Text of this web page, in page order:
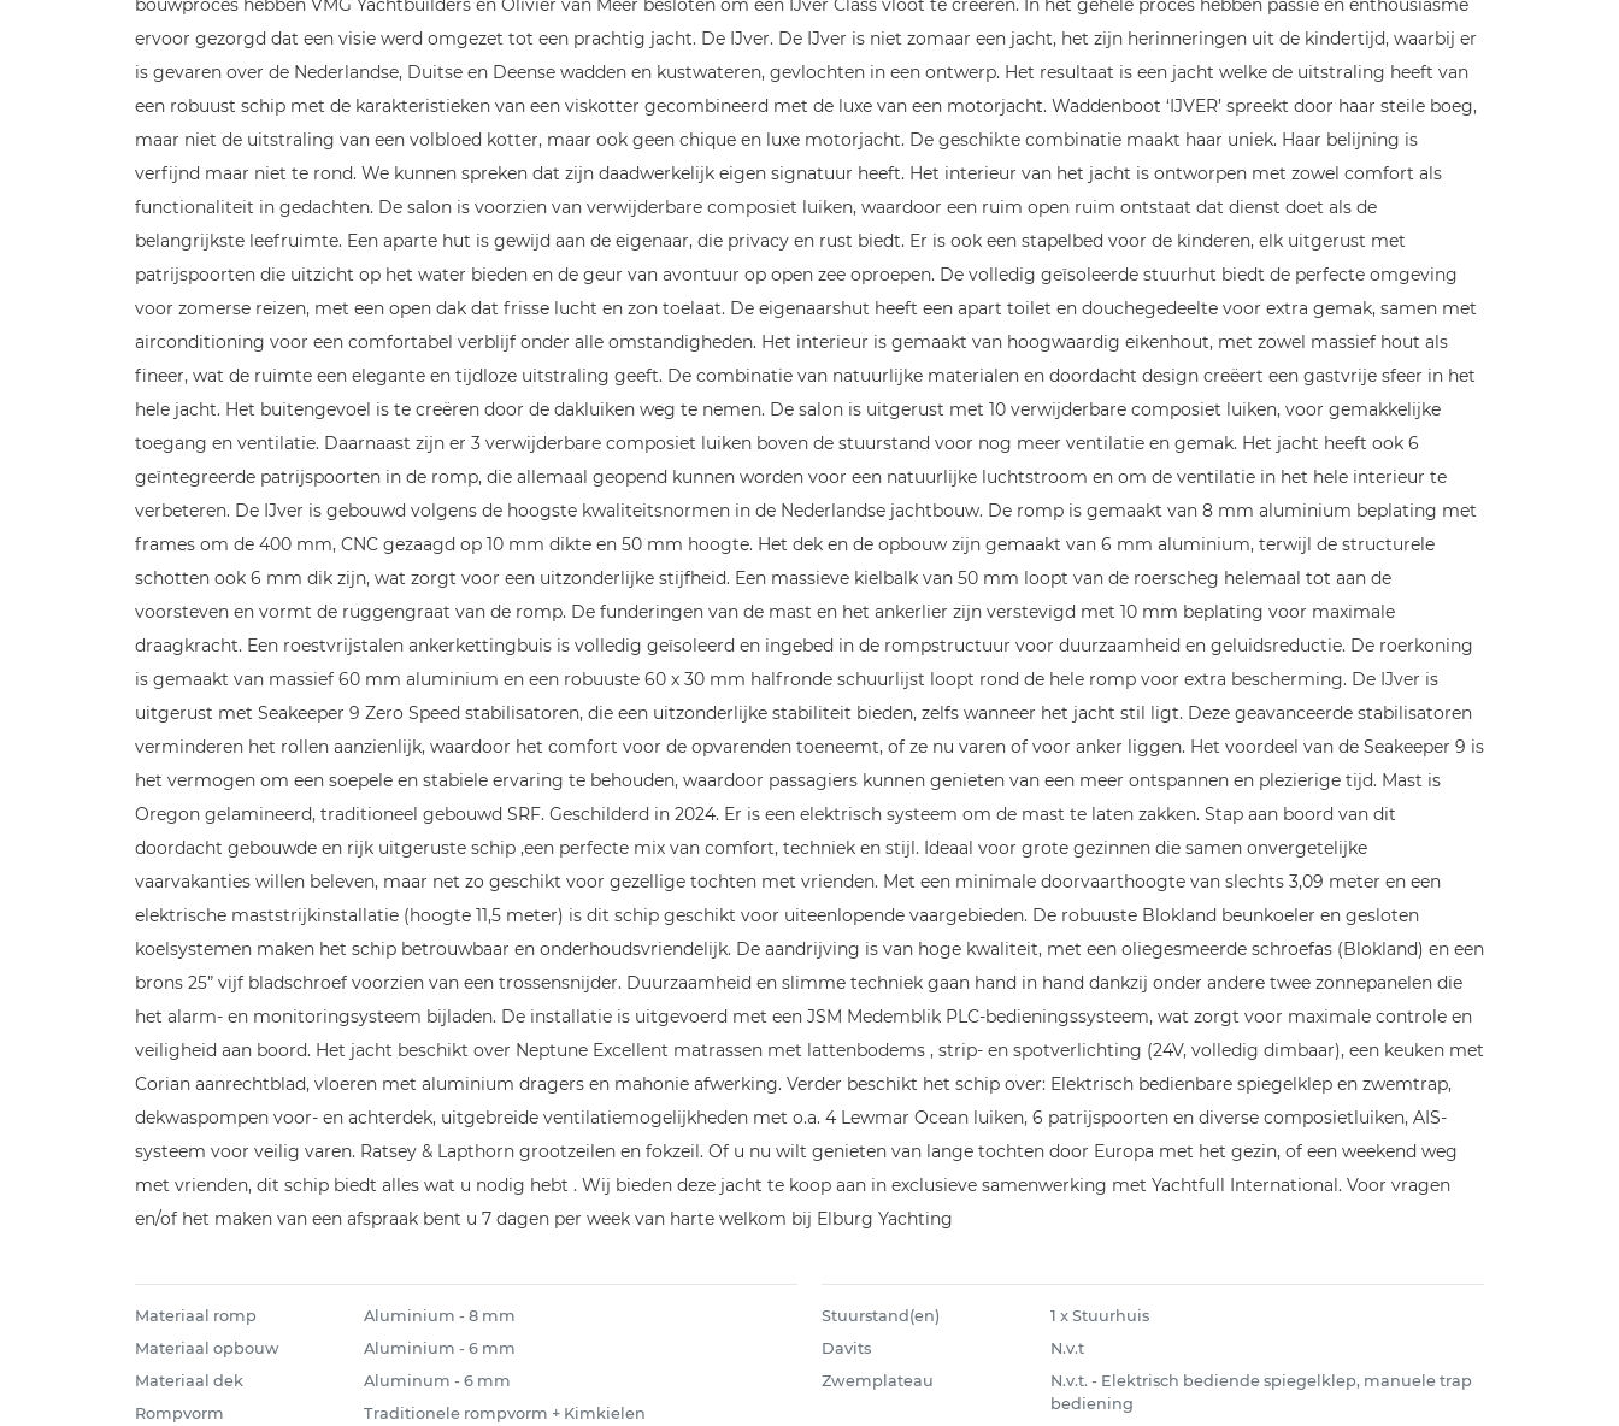
bouwproces hebben VMG Yachtbuilders en Olivier van Meer besloten om een IJver Class vloot te creëren. In het gehele proces hebben passie en enthousiasme
ervoor gezorgd dat een visie werd omgezet tot een prachtig jacht. De IJver. De IJver is niet zomaar een jacht, het zijn herinneringen uit de kindertijd, waarbij er
is gevaren over de Nederlandse, Duitse en Deense wadden en kustwateren, gevlochten in een ontwerp. Het resultaat is een jacht welke de uitstraling heeft van
een robuust schip met de karakteristieken van een viskotter gecombineerd met de luxe van een motorjacht. Waddenboot ‘IJVER’ spreekt door haar steile boeg,
maar niet de uitstraling van een volbloed kotter, maar ook geen chique en luxe motorjacht. De geschikte combinatie maakt haar uniek. Haar belijning is
verfijnd maar niet te rond. We kunnen spreken dat zijn daadwerkelijk eigen signatuur heeft. Het interieur van het jacht is ontworpen met zowel comfort als
functionaliteit in gedachten. De salon is voorzien van verwijderbare composiet luiken, waardoor een ruim open ruim ontstaat dat dienst doet als de
belangrijkste leefruimte. Een aparte hut is gewijd aan de eigenaar, die privacy en rust biedt. Er is ook een stapelbed voor de kinderen, elk uitgerust met
patrijspoorten die uitzicht op het water bieden en de geur van avontuur op open zee oproepen. De volledig geïsoleerde stuurhut biedt de perfecte omgeving
voor zomerse reizen, met een open dak dat frisse lucht en zon toelaat. De eigenaarshut heeft een apart toilet en douchegedeelte voor extra gemak, samen met
airconditioning voor een comfortabel verblijf onder alle omstandigheden. Het interieur is gemaakt van hoogwaardig eikenhout, met zowel massief hout als
fineer, wat de ruimte een elegante en tijdloze uitstraling geeft. De combinatie van natuurlijke materialen en doordacht design creëert een gastvrije sfeer in het
hele jacht. Het buitengevoel is te creëren door de dakluiken weg te nemen. De salon is uitgerust met 10 verwijderbare composiet luiken, voor gemakkelijke
toegang en ventilatie. Daarnaast zijn er 3 verwijderbare composiet luiken boven de stuurstand voor nog meer ventilatie en gemak. Het jacht heeft ook 6
geïntegreerde patrijspoorten in de romp, die allemaal geopend kunnen worden voor een natuurlijke luchtstroom en om de ventilatie in het hele interieur te
verbeteren. De IJver is gebouwd volgens de hoogste kwaliteitsnormen in de Nederlandse jachtbouw. De romp is gemaakt van 8 mm aluminium beplating met
frames om de 400 mm, CNC gezaagd op 10 mm dikte en 50 mm hoogte. Het dek en de opbouw zijn gemaakt van 6 mm aluminium, terwijl de structurele
schotten ook 6 mm dik zijn, wat zorgt voor een uitzonderlijke stijfheid. Een massieve kielbalk van 50 mm loopt van de roerscheg helemaal tot aan de
voorsteven en vormt de ruggengraat van de romp. De funderingen van de mast en het ankerlier zijn verstevigd met 10 mm beplating voor maximale
draagkracht. Een roestvrijstalen ankerkettingbuis is volledig geïsoleerd en ingebed in de rompstructuur voor duurzaamheid en geluidsreductie. De roerkoning
is gemaakt van massief 60 mm aluminium en een robuuste 60 x 30 mm halfronde schuurlijst loopt rond de hele romp voor extra bescherming. De IJver is
uitgerust met Seakeeper 9 Zero Speed stabilisatoren, die een uitzonderlijke stabiliteit bieden, zelfs wanneer het jacht stil ligt. Deze geavanceerde stabilisatoren
verminderen het rollen aanzienlijk, waardoor het comfort voor de opvarenden toeneemt, of ze nu varen of voor anker liggen. Het voordeel van de Seakeeper 9 is
het vermogen om een soepele en stabiele ervaring te behouden, waardoor passagiers kunnen genieten van een meer ontspannen en plezierige tijd. Mast is
Oregon gelamineerd, traditioneel gebouwd SRF. Geschilderd in 2024. Er is een elektrisch systeem om de mast te laten zakken. Stap aan boord van dit
doordacht gebouwde en rijk uitgeruste schip ,een perfecte mix van comfort, techniek en stijl. Ideaal voor grote gezinnen die samen onvergetelijke
vaarvakanties willen beleven, maar net zo geschikt voor gezellige tochten met vrienden. Met een minimale doorvaarthoogte van slechts 3,09 meter en een
elektrische maststrijkinstallatie (hoogte 11,5 meter) is dit schip geschikt voor uiteenlopende vaargebieden. De robuuste Blokland beunkoeler en gesloten
koelsystemen maken het schip betrouwbaar en onderhoudsvriendelijk. De aandrijving is van hoge kwaliteit, met een oliegesmeerde schroefas (Blokland) en een
brons 25” vijf bladschroef voorzien van een trossensnijder. Duurzaamheid en slimme techniek gaan hand in hand dankzij onder andere twee zonnepanelen die
het alarm- en monitoringsysteem bijladen. De installatie is uitgevoerd met een JSM Medemblik PLC-bedieningssysteem, wat zorgt voor maximale controle en
veiligheid aan boord. Het jacht beschikt over Neptune Excellent matrassen met lattenbodems , strip- en spotverlichting (24V, volledig dimbaar), een keuken met
Corian aanrechtblad, vloeren met aluminium dragers en mahonie afwerking. Verder beschikt het schip over: Elektrisch bedienbare spiegelklep en zwemtrap,
dekwaspompen voor- en achterdek, uitgebreide ventilatiemogelijkheden met o.a. 4 Lewmar Ocean luiken, 6 patrijspoorten en diverse composietluiken, AIS-
systeem voor veilig varen. Ratsey & Lapthorn grootzeilen en fokzeil. Of u nu wilt genieten van lange tochten door Europa met het gezin, of een weekend weg
met vrienden, dit schip biedt alles wat u nodig hebt . Wij bieden deze jacht te koop aan in exclusieve samenwerking met Yachtfull International. Voor vragen
en/of het maken van een afspraak bent u 7 dagen per week van harte welkom bij Elburg Yachting
Materiaal romp
Aluminium - 8 mm
Materiaal opbouw
Aluminium - 6 mm
Materiaal dek
Aluminum - 6 mm
Rompvorm
Traditionele rompvorm + Kimkielen
Stuurstand(en)
1 x Stuurhuis
Davits
N.v.t
Zwemplateau
N.v.t. - Elektrisch bediende spiegelklep, manuele trap
bediening